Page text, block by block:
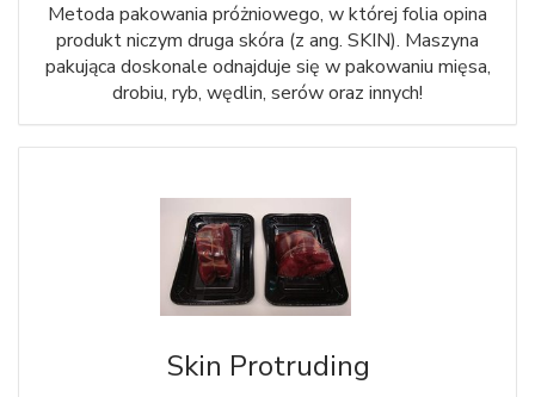
Metoda pakowania próżniowego, w której folia opina
produkt niczym druga skóra (z ang. SKIN). Maszyna
pakująca doskonale odnajduje się w pakowaniu mięsa,
drobiu, ryb, wędlin, serów oraz innych!
Skin Protruding